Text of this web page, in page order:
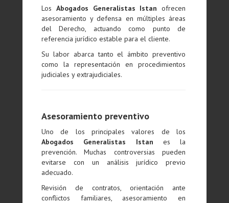
Los Abogados Generalistas Istan ofrecen
asesoramiento y defensa en múltiples áreas
del Derecho, actuando como punto de
referencia jurídico estable para el cliente.
Su labor abarca tanto el ámbito preventivo
como la representación en procedimientos
judiciales y extrajudiciales.
Asesoramiento preventivo
Uno de los principales valores de los
Abogados Generalistas Istan es la
prevención. Muchas controversias pueden
evitarse con un análisis jurídico previo
adecuado.
Revisión de contratos, orientación ante
conflictos familiares, asesoramiento en